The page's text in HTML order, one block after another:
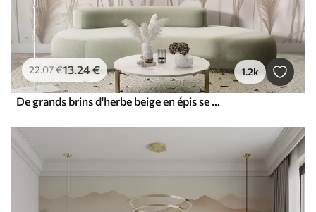
22.07€13.24€ 1.2k
De grands brins d'herbe beige en épis se balançant dans le vent sur un fond doux et clair